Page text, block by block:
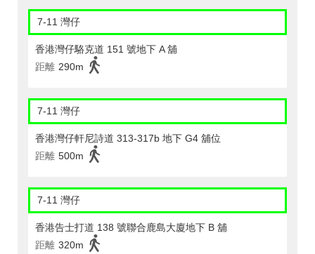
7-11 灣仔
香港灣仔駱克道 151 號地下 A 舖
距離 290m
7-11 灣仔
香港灣仔軒尼詩道 313-317b 地下 G4 舖位
距離 500m
7-11 灣仔
香港告士打道 138 號聯合鹿島大廈地下 B 舖
距離 320m